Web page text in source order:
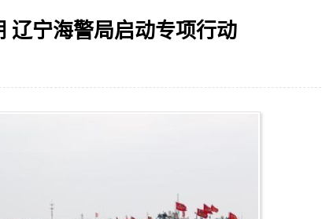
辽宁海警局启动专项行动